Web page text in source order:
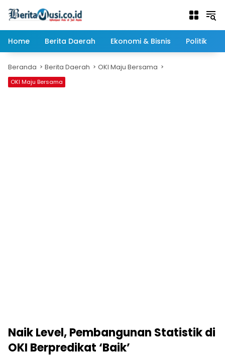
Home
Berita Daerah Ekonomi & Bisnis Politik
Beranda Berita Daerah OKI Maju Bersama
OKI Maju Bersama
Naik Level, Pembangunan Statistik di
OKI Berpredikat ‘Baik’